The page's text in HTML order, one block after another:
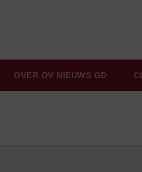
OVER OV NIEUWS GD